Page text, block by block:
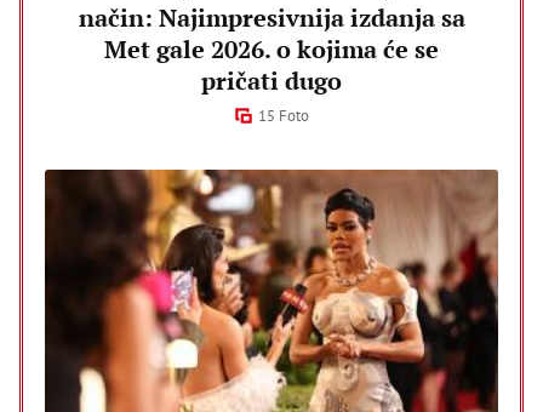
način: Najimpresivnija izdanja sa
Met gale 2026. o kojima će se
pričati dugo
15 Foto